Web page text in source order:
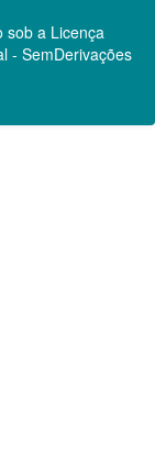
sob a Licença
- SemDerivações